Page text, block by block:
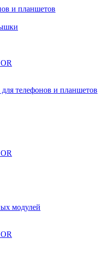
и планшетов
телефонов и планшетов
модулей